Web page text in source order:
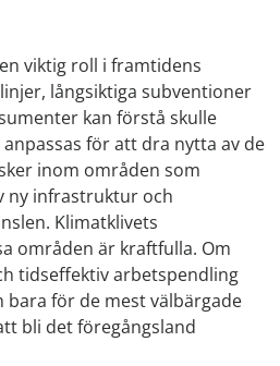
viktig roll i framtidens
långsiktiga subventioner
kan förstå skulle
för att dra nytta av de
inom områden som
ny infrastruktur och
Klimatklivets
områden är kraftfulla. Om
tidseffektiv arbetspendling
för de mest välbärgade
bli det föregångsland